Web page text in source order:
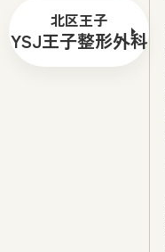
北区王子
YSJ王子整形外科